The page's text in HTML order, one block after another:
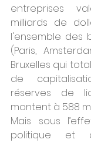
entreprises
milliards de
l'ensemble des
(Paris,
Bruxelles qui
de
réserves de
montent à 588
Mais sous
politique et